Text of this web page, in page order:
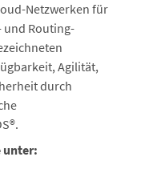
Netzwerken für
und Routing-
Agilität,
durch
unter: